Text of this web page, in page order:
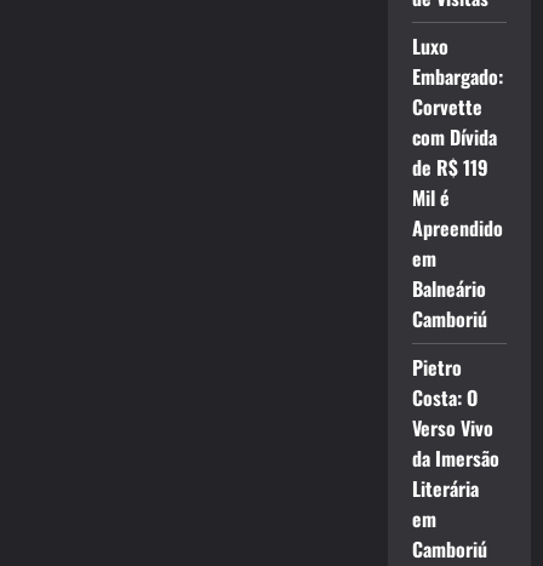
Luxo
Embargado:
Corvette
com Dívida
de R$ 119
Mil é
Apreendido
em
Balneário
Camboriú
Pietro
Costa: O
Verso Vivo
da Imersão
Literária
em
Camboriú